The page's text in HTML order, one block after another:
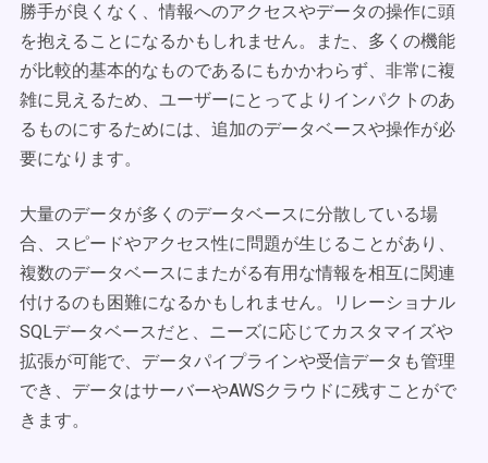
勝手が良くなく、情報へのアクセスやデータの操作に頭
を抱えることになるかもしれません。また、多くの機能
が比較的基本的なものであるにもかかわらず、非常に複
雑に見えるため、ユーザーにとってよりインパクトのあ
るものにするためには、追加のデータベースや操作が必
要になります。
大量のデータが多くのデータベースに分散している場
合、スピードやアクセス性に問題が生じることがあり、
複数のデータベースにまたがる有用な情報を相互に関連
付けるのも困難になるかもしれません。リレーショナル
SQLデータベースだと、ニーズに応じてカスタマイズや
拡張が可能で、データパイプラインや受信データも管理
でき、データはサーバーやAWSクラウドに残すことがで
きます。